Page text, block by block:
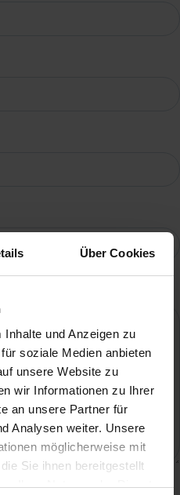
Über Cookies
und Anzeigen zu
soziale Medien anbieten
unsere Website zu
wir Informationen zu Ihrer
an unsere Partner für
Analysen weiter. Unsere
möglicherweise mit
Sie ihnen bereitgestellt
Ihrer Nutzung der Dienste